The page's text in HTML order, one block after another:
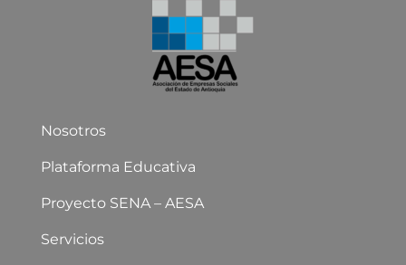
Nosotros
Plataforma Educativa
Proyecto SENA – AESA
Servicios